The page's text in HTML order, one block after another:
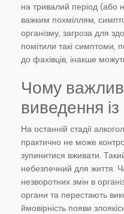
на тривалий період (або
важким похміллям,
організму, загроза для
помітили такі симптоми,
до фахівців, інакше
Чому
виведення
На останній стадії
практично не може
зупинитися вживати.
небезпечний для життя.
незворотних змін в
органи та перестають
ймовірність появи